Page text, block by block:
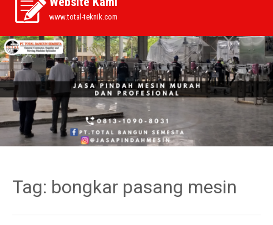
www.total-teknik.com
Tag: bongkar pasang mesin